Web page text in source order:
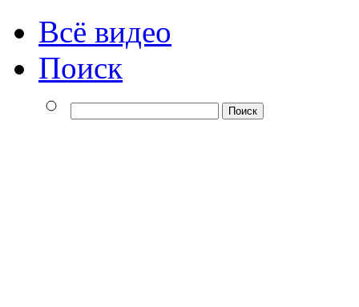
Всё видео
Поиск